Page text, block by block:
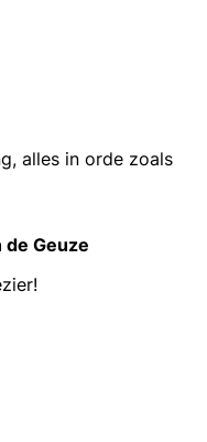
alles in orde zoals
Geuze